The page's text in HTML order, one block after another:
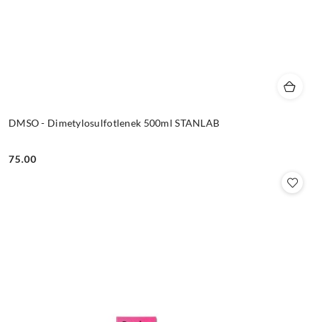
DMSO - Dimetylosulfotlenek 500ml STANLAB
Cena:
75.00